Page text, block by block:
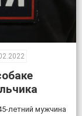
летний мужчина